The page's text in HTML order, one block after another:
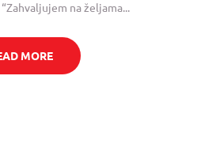
na željama...
MORE